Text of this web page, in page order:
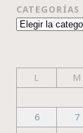
CATEGORÍAS
Categorías
L
M
6
7